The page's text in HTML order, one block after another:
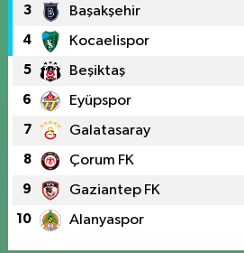
3 Başakşehir
4 Kocaelispor
5 Beşiktaş
6 Eyüpspor
7 Galatasaray
8 Çorum FK
9 Gaziantep FK
10 Alanyaspor